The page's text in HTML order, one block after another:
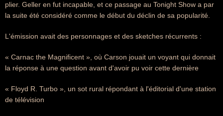
plier. Geller en fut incapable, et ce passage au Tonight Show a par
la suite été considéré comme le début du déclin de sa popularité.
L'émission avait des personnages et des sketches récurrents :
« Carnac the Magnificent », où Carson jouait un voyant qui donnait
la réponse à une question avant d'avoir pu voir cette dernière
« Floyd R. Turbo », un sot rural répondant à l'éditorial d'une station
de télévision